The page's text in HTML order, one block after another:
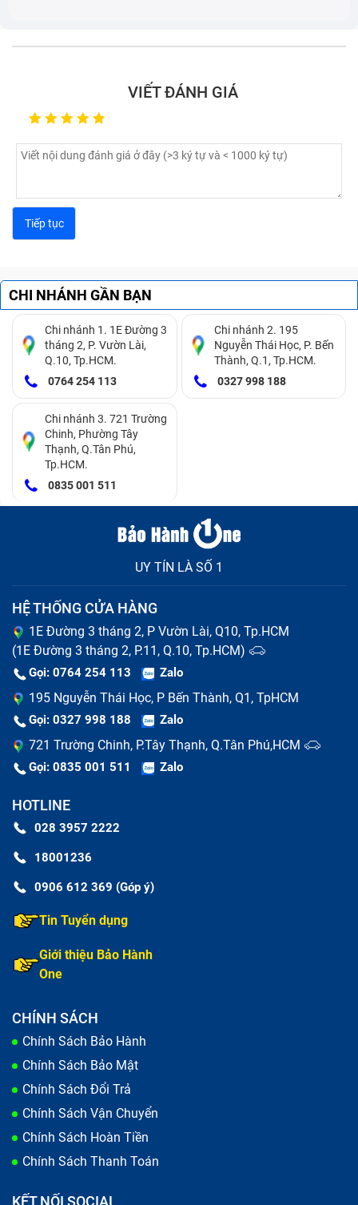
VIẾT ĐÁNH GIÁ
CHI NHÁNH GẦN BẠN
Chi nhánh 1. 1E Đường 3
tháng 2, P. Vườn Lài,
Q.10, Tp.HCM.
0764 254 113
Chi nhánh 2. 195
Nguyễn Thái Học, P. Bến
Thành, Q.1, Tp.HCM.
0327 998 188
Chi nhánh 3. 721 Trường
Chinh, Phường Tây
Thạnh, Q.Tân Phú,
Tp.HCM.
0835 001 511
UY TÍN LÀ SỐ 1
HỆ THỐNG CỬA HÀNG
1E Đường 3 tháng 2, P Vườn Lài, Q10, Tp.HCM
(1E Đường 3 tháng 2, P.11, Q.10, Tp.HCM)
Gọi: 0764 254 113 Zalo
195 Nguyễn Thái Học, P Bến Thành, Q1, TpHCM
Gọi: 0327 998 188 Zalo
721 Trường Chinh, P.Tây Thạnh, Q.Tân Phú,HCM
Gọi: 0835 001 511 Zalo
HOTLINE
028 3957 2222
18001236
0906 612 369 (Góp ý)
Tin Tuyển dụng
Giới thiệu Bảo Hành
One
CHÍNH SÁCH
Chính Sách Bảo Hành
Chính Sách Bảo Mật
Chính Sách Đổi Trả
Chính Sách Vận Chuyển
Chính Sách Hoàn Tiền
Chính Sách Thanh Toán
KẾT NỐI SOCIAL